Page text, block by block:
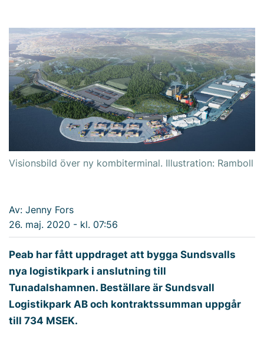
Visionsbild över ny kombiterminal. Illustration: Ramboll
Av: Jenny Fors
26. maj. 2020 - kl. 07:56
Peab har fått uppdraget att bygga Sundsvalls
nya logistikpark i anslutning till
Tunadalshamnen. Beställare är Sundsvall
Logistikpark AB och kontraktssumman uppgår
till 734 MSEK.